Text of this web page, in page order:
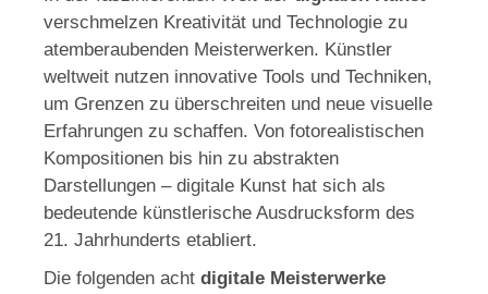
verschmelzen Kreativität und Technologie zu
atemberaubenden Meisterwerken. Künstler
weltweit nutzen innovative Tools und Techniken,
um Grenzen zu überschreiten und neue visuelle
Erfahrungen zu schaffen. Von fotorealistischen
Kompositionen bis hin zu abstrakten
Darstellungen – digitale Kunst hat sich als
bedeutende künstlerische Ausdrucksform des
21. Jahrhunderts etabliert.
Die folgenden acht digitale Meisterwerke